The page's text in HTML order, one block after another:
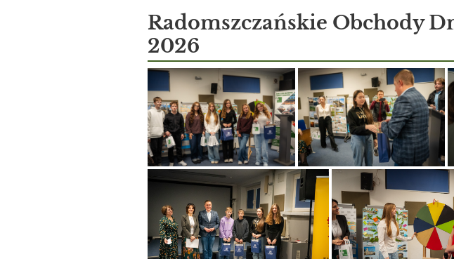
Aktualności
Radomszczańskie Obchody
2026